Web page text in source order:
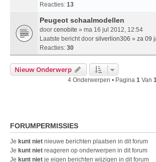
Reacties: 13
Peugeot schaalmodellen
door cenobite » ma 16 jul 2012, 12:54
Laatste bericht door silverlion306 » za 09
Reacties: 30
Nieuw Onderwerp
4 Onderwerpen • Pagina 1 Van
FORUMPERMISSIES
Je kunt niet nieuwe berichten plaatsen in dit forum
Je kunt niet reageren op onderwerpen in dit forum
Je kunt niet je eigen berichten wijzigen in dit forum